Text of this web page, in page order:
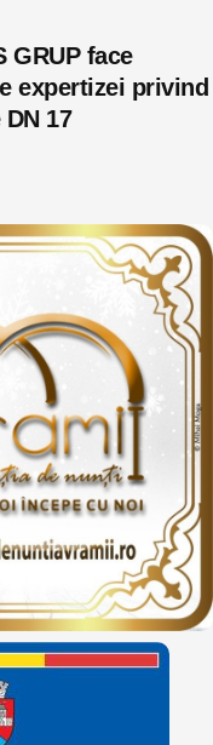
GRUP face
expertizei privind
17